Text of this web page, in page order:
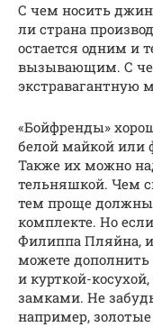
С чем носить
ли страна
остается одним и
вызывающим. С
экстравагантную
«Бойфренды»
белой майкой или
Также их можно
тельняшкой. Чем
тем проще
комплекте. Но
Филиппа Пляйна, и
можете дополнить
и курткой-
замками. Не
например,